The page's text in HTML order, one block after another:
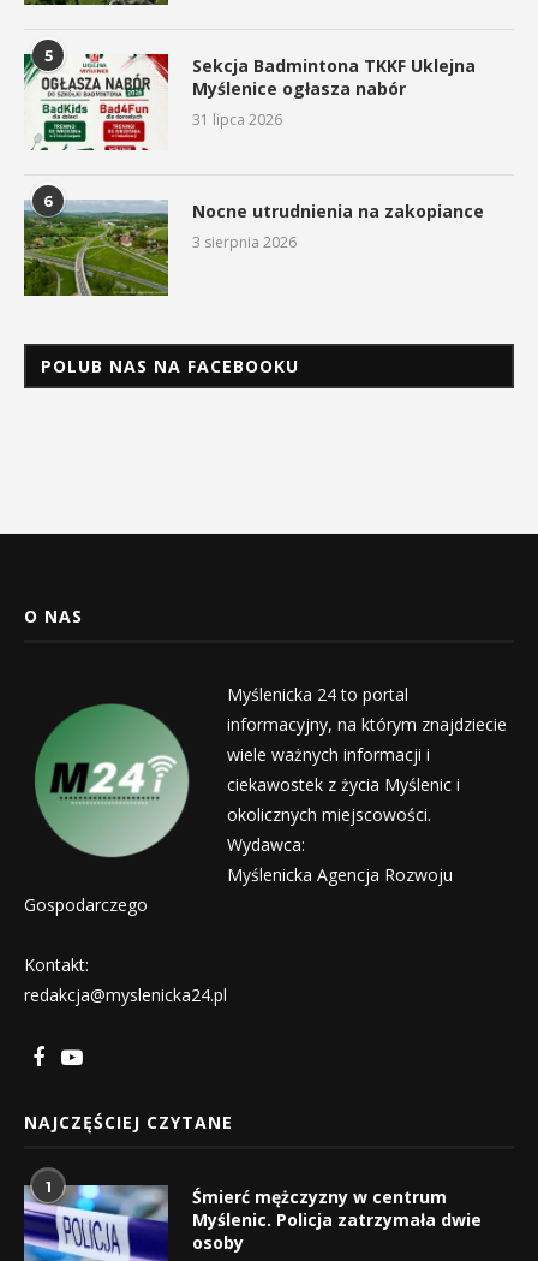
5
Sekcja Badmintona TKKF Uklejna
Myślenice ogłasza nabór
31 lipca 2026
6 Nocne utrudnienia na zakopiance
3 sierpnia 2026
POLUB NAS NA FACEBOOKU
O NAS
Myślenicka 24 to portal
informacyjny, na którym znajdziecie
wiele ważnych informacji i
ciekawostek z życia Myślenic i
okolicznych miejscowości.
Wydawca:
Myślenicka Agencja Rozwoju
Gospodarczego
Kontakt:
redakcja@myslenicka24.pl
NAJCZĘŚCIEJ CZYTANE
1
Śmierć mężczyzny w centrum
Myślenic. Policja zatrzymała dwie
osoby